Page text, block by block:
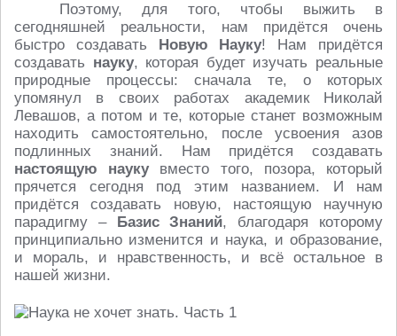
Поэтому, для того, чтобы выжить в
сегодняшней реальности, нам придётся очень
быстро создавать
Новую Науку! Нам придётся
создавать науку, которая будет изучать реальные
природные процессы: сначала те, о которых
упомянул в своих работах академик Николай
Левашов, а потом и те, которые станет возможным
находить самостоятельно, после усвоения азов
подлинных знаний. Нам придётся создавать
настоящую наукувместо того, позора, который
прячется сегодня под этим названием. И нам
придётся создавать новую, настоящую научную
парадигму –
Базис Знаний, благодаря которому
принципиально изменится и наука, и образование,
и мораль, и нравственность, и всё остальное в
нашей жизни.